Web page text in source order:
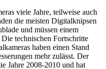
viele Jahre, teilweise auch
die meisten Digitalknipsen
und müssen einem
technischen Fortschritte
haben einen Stand
mehr zulässt. Der
Jahre 2008-2010 und hat